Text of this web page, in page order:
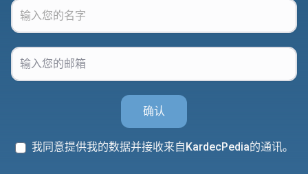
确认
我同意提供我的数据并接收来自KardecPedia的通讯。